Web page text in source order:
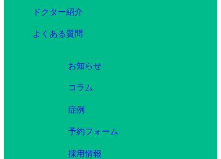
ドクター紹介
よくある質問
お知らせ
コラム
症例
予約フォーム
採用情報